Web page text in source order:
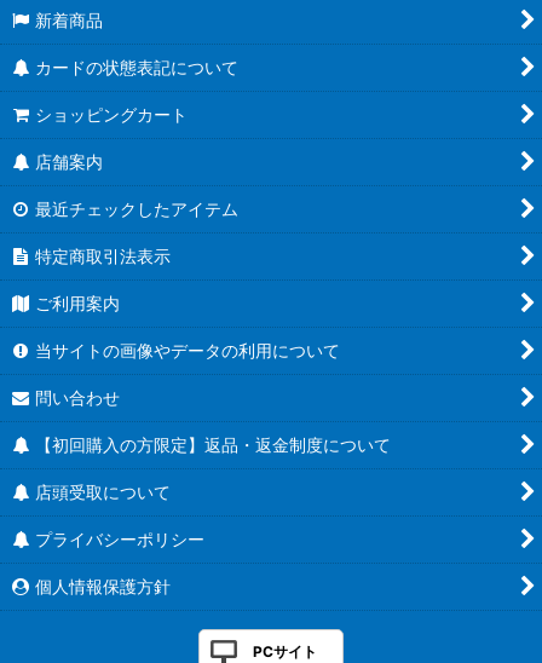
新着商品
カードの状態表記について
ショッピングカート
店舗案内
最近チェックしたアイテム
特定商取引法表示
ご利用案内
当サイトの画像やデータの利用について
問い合わせ
【初回購入の方限定】返品・返金制度について
店頭受取について
プライバシーポリシー
個人情報保護方針
PCサイト